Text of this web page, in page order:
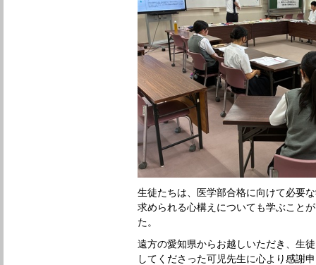
生徒たちは、医学部合格に向けて必要
求められる心構えについても学ぶこと
た。
遠方の愛知県からお越しいただき、生
してくださった可児先生に心より感謝